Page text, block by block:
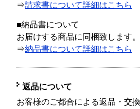
⇒請求書について詳細はこちら
■納品書について
お届けする商品に同梱致します。
⇒納品書について詳細はこちら
返品について
お客様のご都合による返品・交